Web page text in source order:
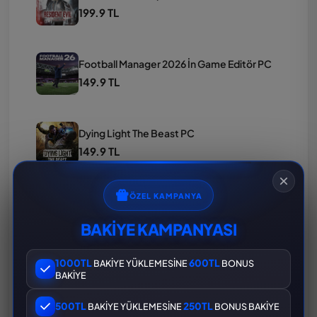
199.9 TL
Football Manager 2026 İn Game Editör PC
149.9 TL
Dying Light The Beast PC
149.9 TL
The Last Of Us Part 2 Remastered PC
189.9 TL
Nioh 3 PC
199.9 TL
ÖZEL KAMPANYA
BAKİYE KAMPANYASI
1000TLBAKİYE YÜKLEMESİNE600TLBONUS
BAKİYE
500TLBAKİYE YÜKLEMESİNE250TLBONUS BAKİYE